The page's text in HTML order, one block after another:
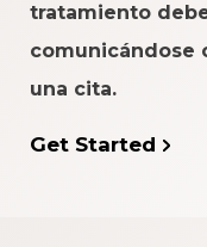
tratamiento
comunicándose
una cita.
Get Started